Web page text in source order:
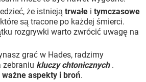
że istnieją trwałe i tymczasowe
są tracone po każdej śmierci.
rozgrywki warto zwrócić uwagę na
grać w Hades, radzimy
zebraniu kluczy chtonicznych.
aspekty i broń.